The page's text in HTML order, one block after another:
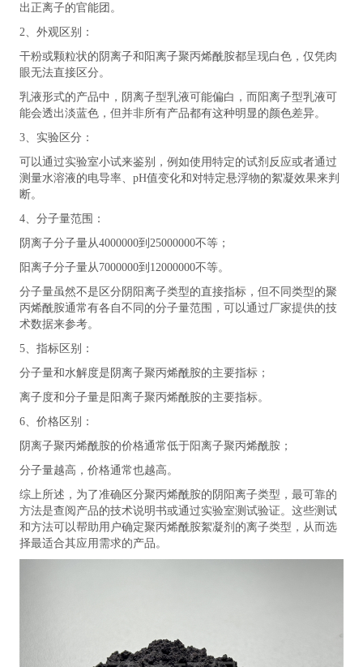
出正离子的官能团。
2、外观区别：
干粉或颗粒状的阴离子和阳离子聚丙烯酰胺都呈现白色，仅凭肉
眼无法直接区分。
乳液形式的产品中，阴离子型乳液可能偏白，而阳离子型乳液可
能会透出淡蓝色，但并非所有产品都有这种明显的颜色差异。
3、实验区分：
可以通过实验室小试来鉴别，例如使用特定的试剂反应或者通过
测量水溶液的电导率、pH值变化和对特定悬浮物的絮凝效果来判
断。
4、分子量范围：
阴离子分子量从4000000到25000000不等；
阳离子分子量从7000000到12000000不等。
分子量虽然不是区分阴阳离子类型的直接指标，但不同类型的聚
丙烯酰胺通常有各自不同的分子量范围，可以通过厂家提供的技
术数据来参考。
5、指标区别：
分子量和水解度是阴离子聚丙烯酰胺的主要指标；
离子度和分子量是阳离子聚丙烯酰胺的主要指标。
6、价格区别：
阴离子聚丙烯酰胺的价格通常低于阳离子聚丙烯酰胺；
分子量越高，价格通常也越高。
综上所述，为了准确区分聚丙烯酰胺的阴阳离子类型，最可靠的
方法是查阅产品的技术说明书或通过实验室测试验证。这些测试
和方法可以帮助用户确定聚丙烯酰胺絮凝剂的离子类型，从而选
择最适合其应用需求的产品。